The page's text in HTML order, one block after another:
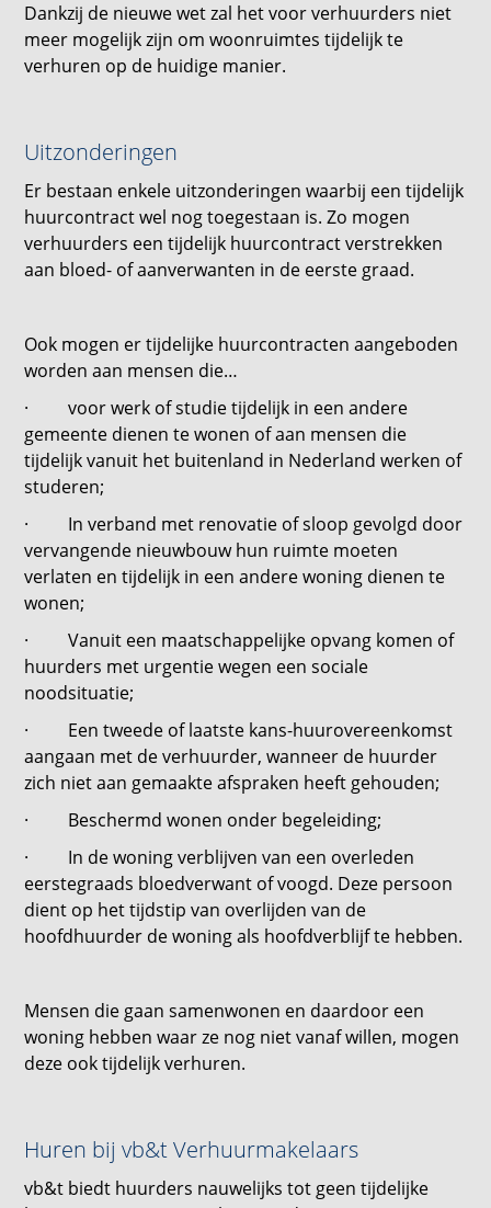
Dankzij de nieuwe wet zal het voor verhuurders niet
meer mogelijk zijn om woonruimtes tijdelijk te
verhuren op de huidige manier.
Uitzonderingen
Er bestaan enkele uitzonderingen waarbij een tijdelijk
huurcontract wel nog toegestaan is. Zo mogen
verhuurders een tijdelijk huurcontract verstrekken
aan bloed- of aanverwanten in de eerste graad.
Ook mogen er tijdelijke huurcontracten aangeboden
worden aan mensen die…
· voor werk of studie tijdelijk in een andere
gemeente dienen te wonen of aan mensen die
tijdelijk vanuit het buitenland in Nederland werken of
studeren;
· In verband met renovatie of sloop gevolgd door
vervangende nieuwbouw hun ruimte moeten
verlaten en tijdelijk in een andere woning dienen te
wonen;
· Vanuit een maatschappelijke opvang komen of
huurders met urgentie wegen een sociale
noodsituatie;
· Een tweede of laatste kans-huurovereenkomst
aangaan met de verhuurder, wanneer de huurder
zich niet aan gemaakte afspraken heeft gehouden;
· Beschermd wonen onder begeleiding;
· In de woning verblijven van een overleden
eerstegraads bloedverwant of voogd. Deze persoon
dient op het tijdstip van overlijden van de
hoofdhuurder de woning als hoofdverblijf te hebben.
Mensen die gaan samenwonen en daardoor een
woning hebben waar ze nog niet vanaf willen, mogen
deze ook tijdelijk verhuren.
Huren bij vb&t Verhuurmakelaars
vb&t biedt huurders nauwelijks tot geen tijdelijke